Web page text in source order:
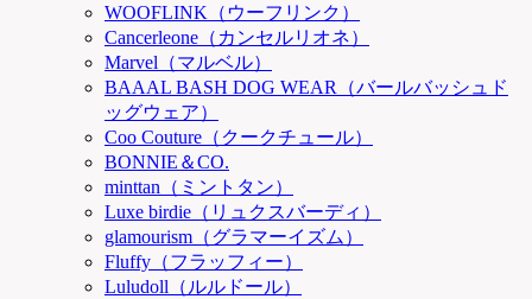
WOOFLINK（ウーフリンク）
Cancerleone（カンセルリオネ）
Marvel（マルベル）
BAAAL BASH DOG WEAR（バールバッシュド
ッグウェア）
Coo Couture（クークチュール）
BONNIE＆CO.
minttan（ミントタン）
Luxe birdie（リュクスバーディ）
glamourism（グラマーイズム）
Fluffy（フラッフィー）
Luludoll（ルルドール）